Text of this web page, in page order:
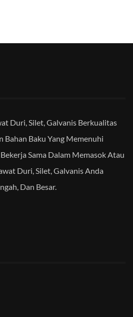
Duri, Silet, Galvanis Berkualitas
Bahan Baku Yang Memenuhi
Sama Dalam Memasok Atau
Duri, Silet, Galvanis Anda
Dan Besar.